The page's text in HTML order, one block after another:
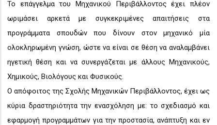
Το επάγγελμα του Μηχανικού Περιβάλλοντος έχει πλέον
ωριμάσει αρκετά με συγκεκριμένες απαιτήσεις στα
προγράμματα σπουδών που δίνουν στον μηχανικό μία
ολοκληρωμένη γνώση, ώστε να είναι σε θέση να αναλαμβάνει
ηγετική θέση και να συνεργάζεται με άλλους Μηχανικούς,
Χημικούς, Βιολόγους και Φυσικούς.
Ο απόφοιτος της Σχολής Μηχανικών Περιβάλλοντος, έχει ως
κύρια δραστηριότητα την ενασχόληση με: το σχεδιασμό και
εφαρμογή προγραμμάτων για την προστασία, ανάπτυξη και εν